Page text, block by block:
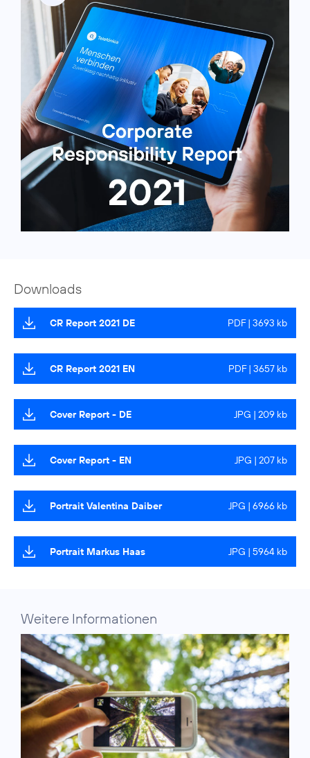
Downloads
CR Report 2021 DE PDF | 3693 kb
CR Report 2021 EN PDF | 3657 kb
Cover Report - DE JPG | 209 kb
Cover Report - EN JPG | 207 kb
Portrait Valentina Daiber JPG | 6966 kb
Portrait Markus Haas JPG | 5964 kb
Weitere Informationen